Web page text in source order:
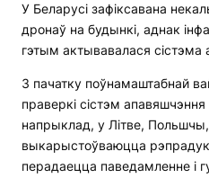
У Беларусі зафіксавана
дронаў на будынкі, аднак
гэтым актывавалася
З пачатку поўнамаштабнай
праверкі сістэм
напрыклад, у Літве, Польшчы,
выкарыстоўваюцца
перадаецца паведамленне і